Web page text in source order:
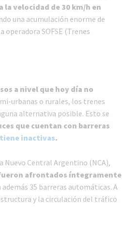
la velocidad de 30 km/h en
una acumulación enorme de
SOFSE (Trenes
a nivel que hoy día no
urbanas o rurales, los trenes
alternativa posible. Esto se
que cuentan con barreras
inactivas.
Nuevo Central Argentino (NCA),
afrontados íntegramente
35 barreras automáticas. A
y la circulación del tráfico